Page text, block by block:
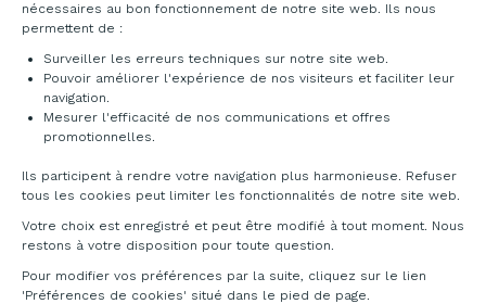
nécessaires au bon fonctionnement de notre site web. Ils nous
permettent de :
Surveiller les erreurs techniques sur notre site web.
Pouvoir améliorer l'expérience de nos visiteurs et faciliter leur
navigation.
Mesurer l'efficacité de nos communications et offres
promotionnelles.
Ils participent à rendre votre navigation plus harmonieuse. Refuser
tous les cookies peut limiter les fonctionnalités de notre site web.
Votre choix est enregistré et peut être modifié à tout moment. Nous
restons à votre disposition pour toute question.
Pour modifier vos préférences par la suite, cliquez sur le lien
'Préférences de cookies' situé dans le pied de page.
Axeptio consent
PROMO
Paravani canapé
À partir de 998,00 €
-10% 898,20 €HT
Livraison gratuite
NOUVEAU PROMO
À partir de